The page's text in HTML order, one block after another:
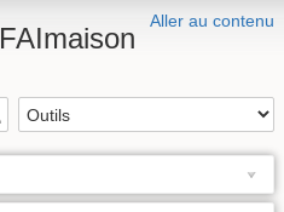
Aller au contenu